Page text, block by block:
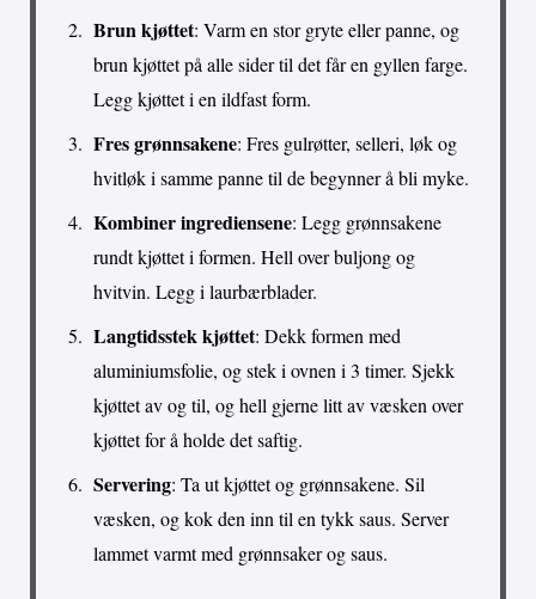
Brun kjøttet: Varm en stor gryte eller panne, og
brun kjøttet på alle sider til det får en gyllen farge.
Legg kjøttet i en ildfast form.
Fres grønnsakene: Fres gulrøtter, selleri, løk og
hvitløk i samme panne til de begynner å bli myke.
Kombiner ingrediensene: Legg grønnsakene
rundt kjøttet i formen. Hell over buljong og
hvitvin. Legg i laurbærblader.
Langtidsstek kjøttet: Dekk formen med
aluminiumsfolie, og stek i ovnen i 3 timer. Sjekk
kjøttet av og til, og hell gjerne litt av væsken over
kjøttet for å holde det saftig.
Servering: Ta ut kjøttet og grønnsakene. Sil
væsken, og kok den inn til en tykk saus. Server
lammet varmt med grønnsaker og saus.